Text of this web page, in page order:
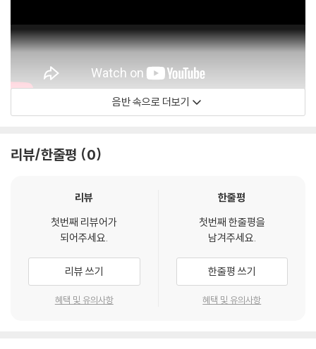
음반 속으로 더보기
리뷰/한줄평 0
리뷰
첫번째 리뷰어가
되어주세요.
리뷰 쓰기
혜택 및 유의사항
한줄평
첫번째 한줄평을
남겨주세요.
한줄평 쓰기
혜택 및 유의사항